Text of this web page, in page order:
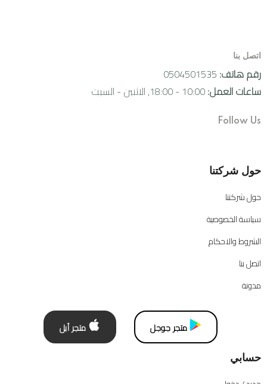
اتصل بنا
رقم هاتف: 0504501535
ساعات العمل:10:00 - 18:00, الاثنين - السبت
Follow Us
حول شركتنا
حول شركتنا
سياسة الخصوصية
الشروط والاحكام
اتصل بنا
مدونة
متجر جوجل متجر أبل
حسابي